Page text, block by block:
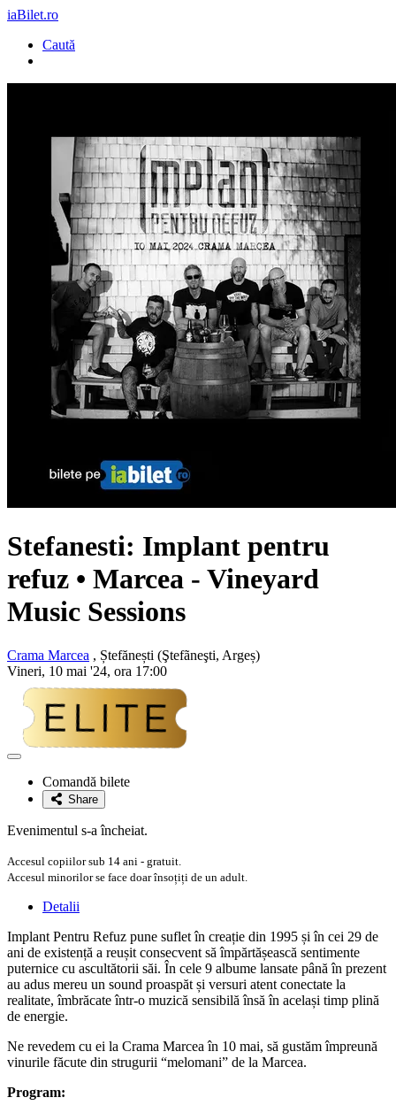
iaBilet.ro
Caută
Stefanesti: Implant pentru
refuz • Marcea - Vineyard
Music Sessions
Crama Marcea , Ștefănești (Ştefãneşti, Argeș)
Vineri, 10 mai '24, ora 17:00
Adaugă
favoriteComandă bilete
Share
Evenimentul s-a încheiat.
Accesul copiilor sub 14 ani - gratuit.
Accesul minorilor se face doar însoțiți de un adult.
Detalii
Implant Pentru Refuz pune suflet în creație din 1995 și în cei 29 de
ani de existență a reușit consecvent să împărtășească sentimente
puternice cu ascultătorii săi. În cele 9 albume lansate până în prezent
au adus mereu un sound proaspăt și versuri atent conectate la
realitate, îmbrăcate într-o muzică sensibilă însă în același timp plină
de energie.
Ne revedem cu ei la Crama Marcea în 10 mai, să gustăm împreună
vinurile făcute din strugurii “melomani” de la Marcea.
Program: